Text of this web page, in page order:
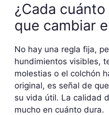
¿Cada
que cambiar
No hay una regla fija,
hundimientos visibles,
molestias o el colchón
original, es señal de
su vida útil. La calidad
mucho en cuánto dura.